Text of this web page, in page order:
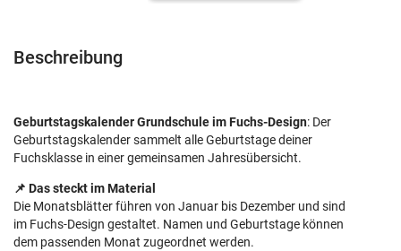
Beschreibung
Geburtstagskalender Grundschule im Fuchs-Design: Der
Geburtstagskalender sammelt alle Geburtstage deiner
Fuchsklasse in einer gemeinsamen Jahresübersicht.
📌 Das steckt im Material
Die Monatsblätter führen von Januar bis Dezember und sind
im Fuchs-Design gestaltet. Namen und Geburtstage können
dem passenden Monat zugeordnet werden.